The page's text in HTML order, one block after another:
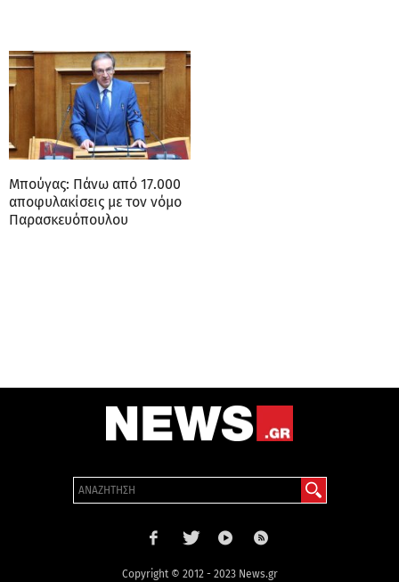
Μπούγας: Πάνω από 17.000
αποφυλακίσεις με τον νόμο
Παρασκευόπουλου
Copyright © 2012 - 2023 News.gr